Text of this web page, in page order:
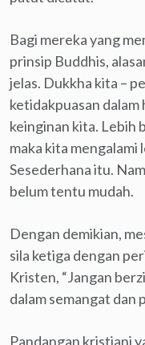
Bagi mereka yang
prinsip Buddhis,
jelas. Dukkha kita –
ketidakpuasan dalam
keinginan kita. Lebih
maka kita mengalami
Sesederhana itu.
belum tentu mudah.
Dengan demikian,
sila ketiga dengan
Kristen, “Jangan
dalam semangat dan
Pandangan kristiani